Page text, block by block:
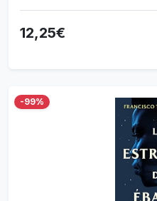
12,25€
-99%